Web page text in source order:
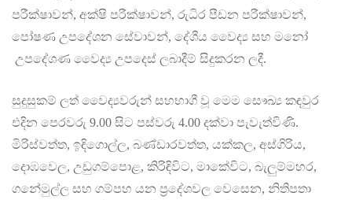
පරීක්ෂාවන්, අක්ෂි පරීක්ෂාවන්, රුධිර පීඩන පරීක්ෂාවන්,
පෝෂණ උපදේශන සේවාවන්, දේශීය වෛද්‍ය සහ මනෝ
උපදේශණ වෛද්‍ය උපදෙස් ලබාදීම් සිදුකරන ලදී.
සුදුසුකම් ලත් වෛද්‍යවරුන් සහභාගී වූ මෙම සෞඛ්‍ය කඳවුර
එදින පෙරවරු 9.00 සිට පස්වරු 4.00 දක්වා පැවැත්විණි.
මිරිස්වත්ත, ඉඳිගොල්ල, බණ්ඩාරවත්ත, යක්කල, අස්ගිරිය,
දොඹවෙල, උඩුගම්පොළ, කිරිඳිවිට, මාකේවිට, බැලුම්මහර,
ගනේමුල්ල සහ ගම්පහ යන ප්‍රදේශවල වෙසෙන, නිතිපතා